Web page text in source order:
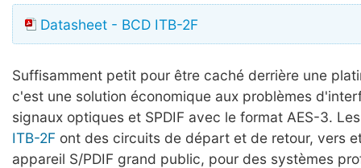
Datasheet - BCD ITB-2F
Suffisamment petit pour être caché derrière une
c'est une solution économique aux problèmes
signaux optiques et SPDIF avec le format AES-3.
ITB-2F ont des circuits de départ et de retour, vers
appareil S/PDIF grand public, pour des systèmes